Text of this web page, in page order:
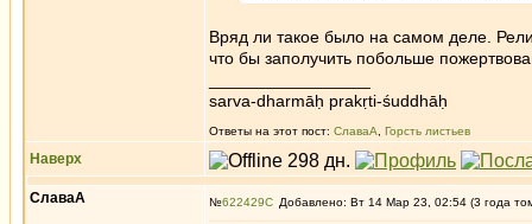
Вряд ли такое было на самом деле.
что бы заполучить побольше
sarva-dharmāḥ prakṛti-śuddhāḥ
Ответы на этот пост: СлаваА Горсть листьев
Наверх
СлаваА №622429 Добавлено: Вт 14 Мар 23, 02:54 (3 года